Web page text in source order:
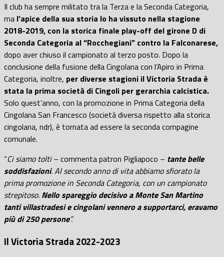
Il club ha sempre militato tra la Terza e la Seconda Categoria,
ma l’apice della sua storia lo ha vissuto nella stagione
2018-2019, con la storica finale play-off del girone D di
Seconda Categoria al “Rocchegiani” contro la Falconarese,
dopo aver chiuso il campionato al terzo posto. Dopo la
conclusione della fusione della Cingolana con l’Apiro in Prima
Categoria, inoltre, per diverse stagioni il Victoria Strada è
stata la prima società di Cingoli per gerarchia calcistica.
Solo quest’anno, con la promozione in Prima Categoria della
Cingolana San Francesco (società diversa rispetto alla storica
cingolana, ndr), è tornata ad essere la seconda compagine
comunale.
“Ci siamo tolti– commenta patron Pigliapoco – tante belle
soddisfazioni. Al secondo anno di vita abbiamo sfiorato la
prima promozione in Seconda Categoria, con un campionato
strepitoso. Nello spareggio decisivo a Monte San Martino
tanti villastradesi e cingolani vennero a supportarci, eravamo
più di 250 persone”.
Il Victoria Strada 2022-2023